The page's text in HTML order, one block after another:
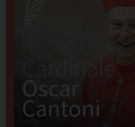
Cardinale
Oscar
Cantoni